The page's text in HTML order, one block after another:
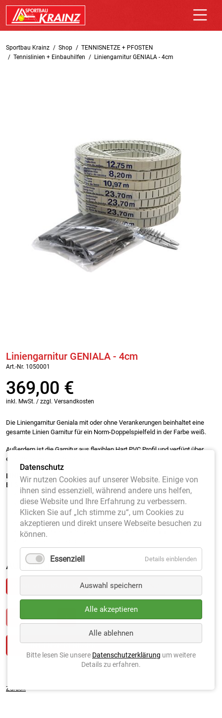
Sportbau Krainz Shop
TENNISNETZE + PFOSTEN
Tennislinien + Einbauhilfen
Liniengarnitur GENIALA - 4cm
Liniengarnitur GENIALA - 4cm
Art.-Nr. 1050001
369,00 €
inkl. MwSt. / zzgl. Versandkosten
Die Liniengarnitur Geniala mit oder ohne Verankerungen beinhaltet eine
gesamte Linien Garnitur für ein Norm-Doppelspielfeld in der Farbe weiß.
Außerdem ist die Garnitur aus flexiblen Hart PVC Profil und verfügt über
eine Breite von generell 4cm.
LINIENGARNITUR GENERELL 4CM BREIT, FARBE WEISS B
ESTEHEND AUS:
4 Stück Längslinien á 23,77m
1 Stück Mittellinie á 12,80m
2 Stück Grundlinien á 10,97m
2 Stück Aufschlaglinien á 8,23m
18 Stück Bodenrohre/Verankerungsrohre DM30mm schwarz
Ausführung*
OHNE VERANKERUNG MIT VERANKERUNG
Zurück
Datenschutz
Wir nutzen Cookies auf unserer Website. Einige von
ihnen sind essenziell, während andere uns helfen,
diese Website und Ihre Erfahrung zu verbessern.
Klicken Sie auf „Ich stimme zu“, um Cookies zu
akzeptieren und direkt unsere Webseite besuchen zu
können.
Essenziell Details einblenden
Auswahl speichern
Alle akzeptieren
Alle ablehnen
Bitte lesen Sie unsere Datenschutzerklärung um weitere
Details zu erfahren.